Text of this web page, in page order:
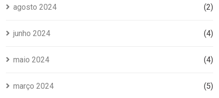
agosto 2024 (2)
junho 2024 (4)
maio 2024 (4)
março 2024 (5)